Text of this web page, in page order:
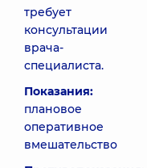
требует
консультации
врача-
специалиста.
Показания:
плановое
оперативное
вмешательство